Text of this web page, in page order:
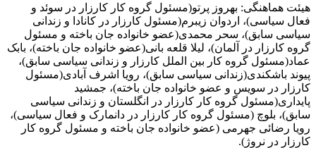
هیئت هماهنگی: بهروز پرتو(مسئول گروه کار کارزار در سوئد و
فعال سیاسی)، اردوان زیبرم(مسئول کارزار در کانادا و زندانی
سیاسی سابق)، سحر محمدی(عضو خانواده جان باخته و مسئول
گروه کارزار در آلمان)، لیلا قلعه بانی(عضو خانواده جان باخته)، بابک
عماد(مسئول گروه کار بین الملل کارزار و زندانی سیاسی سابق)،
پیوند باشکندی(زندانی سیاسی سابق)، رویا اشرف آبادی(مسئول
کارزار در سویس و عضو خانواده جان باخته)، جمشید
پایداری(مسئول گروه کار کارزار در انگلستان و زندانی سیاسی
سابق)، بلوچ (مسئول گروه کار کارزار در دانمارک و فعال سیاسی)،
رویا رضائی جهرمی (عضو خانواده جان باخته و مسئول گروه کار
کارزار در نروژ).